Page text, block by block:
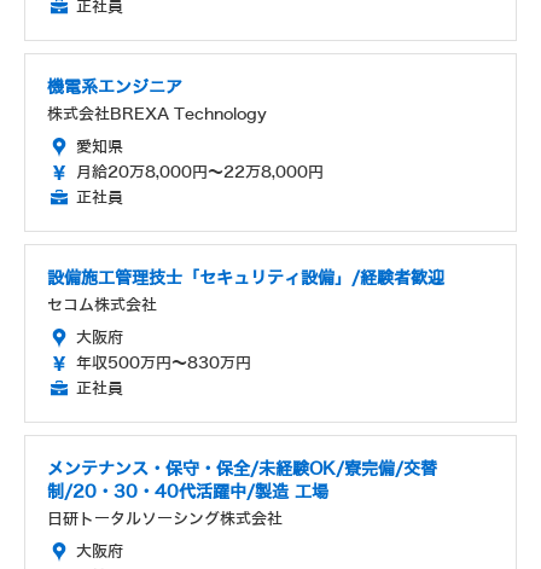
正社員
機電系エンジニア
株式会社BREXA Technology
愛知県
月給20万8,000円～22万8,000円
正社員
設備施工管理技士「セキュリティ設備」/経験者歓迎
セコム株式会社
大阪府
年収500万円～830万円
正社員
メンテナンス・保守・保全/未経験OK/寮完備/交替
制/20・30・40代活躍中/製造 工場
日研トータルソーシング株式会社
大阪府